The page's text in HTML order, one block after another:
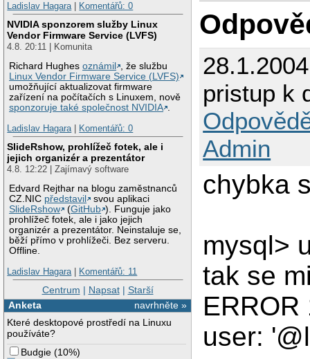
Ladislav Hagara| Komentářů: 0
NVIDIA sponzorem služby Linux
Vendor Firmware Service (LVFS)
4.8. 20:11 | Komunita
Richard Hughesoznámil
, že službu
Linux Vendor Firmware Service (LVFS)
umožňující aktualizovat firmware
zařízení na počítačích s Linuxem, nově
sponzoruje také společnost NVIDIA .
Ladislav Hagara| Komentářů: 0
SlideRshow, prohlížeč fotek, ale i
jejich organizér a prezentátor
4.8. 12:22 | Zajímavý software
Edvard Rejthar na blogu zaměstnanců
CZ.NIC představil
svou aplikaci
SlideRshow
(GitHub ). Funguje jako
prohlížeč fotek, ale i jako jejich
organizér a prezentátor. Neinstaluje se,
běží přímo v prohlížeči. Bez serveru.
Offline.
Ladislav Hagara| Komentářů: 11
Centrum | Napsat| Starší
navrhněte »
Anketa
Které desktopové prostředí na Linuxu
používáte?
Budgie (10%)
pristup k
Admin
chybka
mysql>
tak se
user: